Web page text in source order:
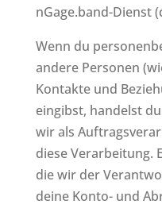
nGage.band-Dienst
Wenn du
andere Personen
Kontakte und
eingibst, handelst
wir als
diese Verarbeitung.
die wir der
deine Konto- und